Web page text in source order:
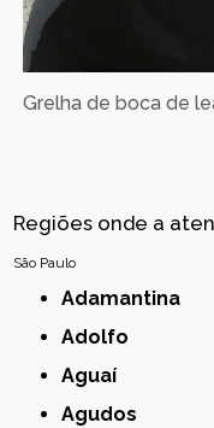
Grelha de boca de
Regiões onde a
São Paulo
Adamantina
Adolfo
Aguaí
Agudos